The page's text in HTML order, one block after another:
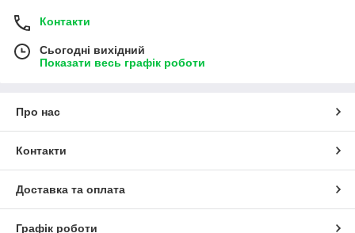
Контакти
Сьогодні вихідний
Показати весь графік роботи
Про нас
Контакти
Доставка та оплата
Графік роботи